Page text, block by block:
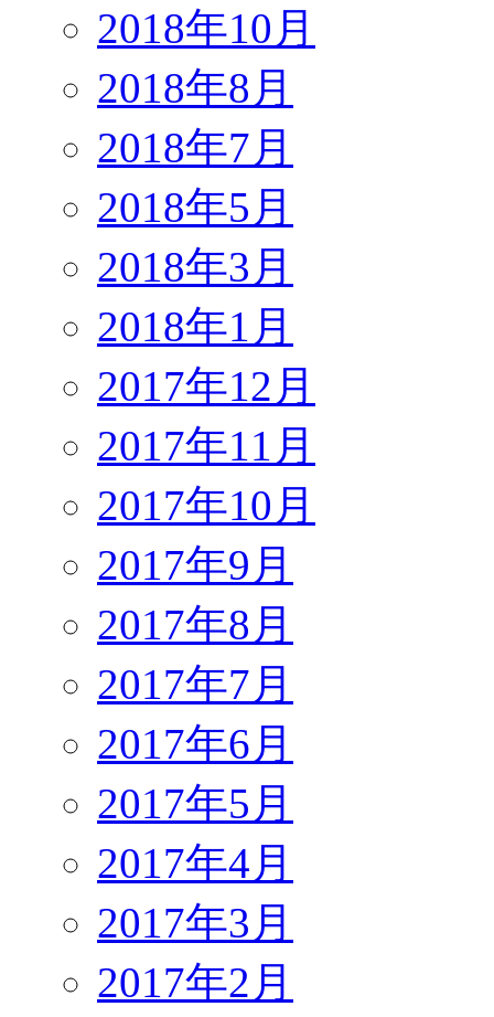
2018年10月
2018年8月
2018年7月
2018年5月
2018年3月
2018年1月
2017年12月
2017年11月
2017年10月
2017年9月
2017年8月
2017年7月
2017年6月
2017年5月
2017年4月
2017年3月
2017年2月